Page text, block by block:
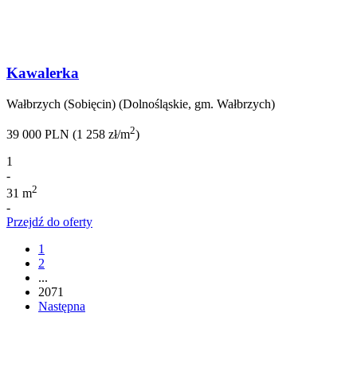
Kawalerka
Wałbrzych (Sobięcin) (Dolnośląskie, gm. Wałbrzych)
39 000 PLN (1 258 zł/m2)
1
-
31 m2
-
Przejdź do oferty
1
2
...
2071
Następna